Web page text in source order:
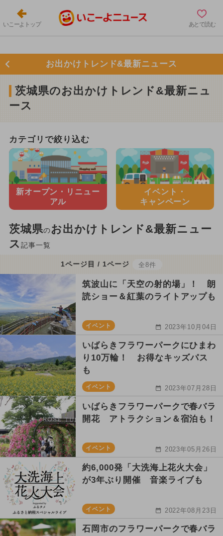
いこーよトップ あとで読む
お出かけトレンド&最新ニュース
茨城県のお出かけトレンド&最新ニュ
ース
カテゴリで絞り込む
新オープン・ リニュー
アル
イベント・
キャンペーン
茨城県のお出かけトレンド&最新ニュー
ス 記事一覧
1ページ目 / 1ページ 全8件
筑波山に「天空の射的場」！ 朗
読ショー＆紅葉のライトアップも
イベント 2023年10月04日
いばらきフラワーパークにひまわ
り10万輪！ お得なキッズパス
も
イベント 2023年07月28日
いばらきフラワーパークで春バラ
開花 アトラクション＆宿泊も！
イベント 2023年05月26日
約6,000発「大洗海上花火大会」
が3年ぶり開催 音楽ライブも
イベント 2022年08月23日
石岡市のフラワーパークで春バラ